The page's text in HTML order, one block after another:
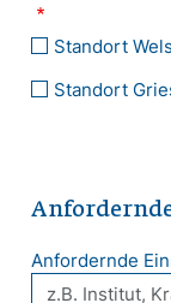
Standort Wels
Standort
Anfordernde